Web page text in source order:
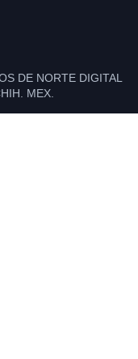
DE NORTE DIGITAL
MEX.